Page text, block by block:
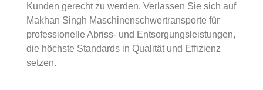
Kunden gerecht zu werden. Verlassen Sie sich auf
Makhan Singh Maschinenschwertransporte für
professionelle Abriss- und Entsorgungsleistungen,
die höchste Standards in Qualität und Effizienz
setzen.